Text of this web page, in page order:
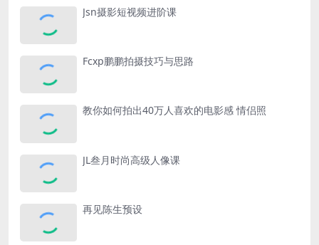
Jsn摄影短视频进阶课
Fcxp鹏鹏拍摄技巧与思路
教你如何拍出40万人喜欢的电影感 情侣照
JL叁月时尚高级人像课
再见陈生预设